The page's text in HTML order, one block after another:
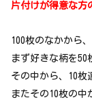
片付けが得意な方
100枚のなかから、
まず好きな柄を50
その中から、10枚
またその10枚の中